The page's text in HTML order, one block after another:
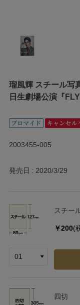
瑠風輝 スチール写
日生劇場公演『
2003455-005
発売日 2020/3/29
スチー
￥200(
四切